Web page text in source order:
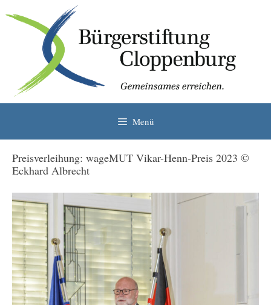
Inhalt
springen
Menü
Preisverleihung: wageMUT Vikar-Henn-Preis 2023 ©
Eckhard Albrecht